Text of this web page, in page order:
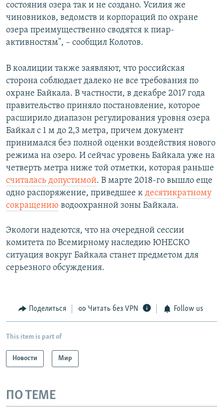
состояния озера так и не создано. Усилия же
чиновников, ведомств и корпораций по охране
озера преимущественно сводятся к пиар-
активностям", – сообщил Колотов.
В коалиции также заявляют, что российская
сторона соблюдает далеко не все требования по
охране Байкала. В частности, в декабре 2017 года
правительство приняло постановление, которое
расширило диапазон регулирования уровня озера
Байкал с 1 м до 2,3 метра, причем документ
принимался без полной оценки воздействия нового
режима на озеро. И сейчас уровень Байкала уже на
четверть метра ниже той отметки, которая раньше
считалась допустимой. В марте 2018-го вышло еще
одно распоряжение, приведшее к десятикратному
сокращению водоохранной зоны Байкала.
Экологи надеются, что на очередной сессии
комитета по Всемирному наследию ЮНЕСКО
ситуация вокруг Байкала станет предметом для
серьезного обсуждения.
Поделиться Читать без VPN Follow us
This item is part of
Новости Мир
ПО ТЕМЕ